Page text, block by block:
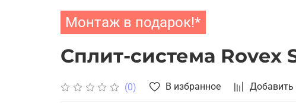
Монтаж в подарок!*
Cплит-система Rovex
(0) В избранное Добавить